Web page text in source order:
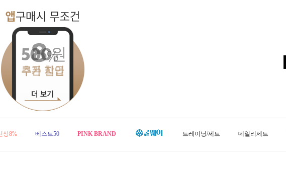
상8% 베스트50 PINK BRAND 트레이닝/세트 데일리세트